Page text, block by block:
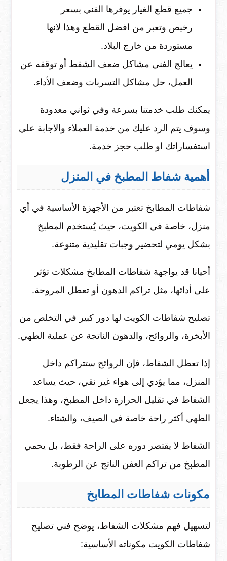
جميع قطع الغيار يوفرها الفني بسعر
رخيص وتعبر من افضل القطع وهذا لانها
مستوردة من خارج البلاد.
يعالج الفني مشاكل ضعف الشفط أو توقفه عن
العمل، حل مشاكل التسربات وضعف الأداء.
يمكنك طلب خدمتنا بسرعة وفي ثواني معدودة
وسوف يتم الرد عليك من خدمة العملاء والاجابة علي
استفساراتك او طلب حجز خدمة.
أهمية شفاط المطبخ في المنزل
شفاطات المطابخ تعتبر من الأجهزة الأساسية في أي
منزل، خاصة في الكويت، حيث يُستخدم المطبخ
بشكل يومي لتحضير وجبات تقليدية متنوعة.
أحيانا قد يواجهة شفاطات المطابخ مشكلات تؤثر
على أدائها، مثل تراكم الدهون أو تعطل المروحة.
تصليح شفاطات الكويت لها دور كبير في التخلص من
الأبخرة، والروائح، والدهون الناتجة عن عملية الطهي.
إذا تعطل الشفاط، فإن الروائح ستتراكم داخل
المنزل، مما يؤدي إلى هواء غير نقي، حيث يساعد
الشفاط في تقليل الحرارة داخل المطبخ، وهذا يجعل
الطهي أكثر راحة خاصة في الصيف، والشتاء.
الشفاط لا يقتصر دوره على الراحة فقط، بل يحمي
المطبخ من تراكم العفن الناتج عن الرطوبة.
مكونات شفاطات المطابخ
لتسهيل فهم مشكلات الشفاط، يوضح فني تصليح
شفاطات الكويت مكوناته الأساسية: